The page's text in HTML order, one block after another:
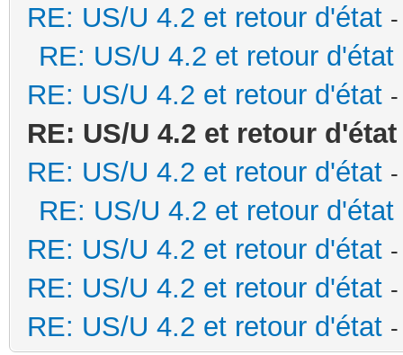
RE: US/U 4.2 et retour d'état
RE: US/U 4.2 et retour d'état
RE: US/U 4.2 et retour d'état
RE: US/U 4.2 et retour d'état
RE: US/U 4.2 et retour d'état
RE: US/U 4.2 et retour d'état
RE: US/U 4.2 et retour d'état
RE: US/U 4.2 et retour d'état
RE: US/U 4.2 et retour d'état